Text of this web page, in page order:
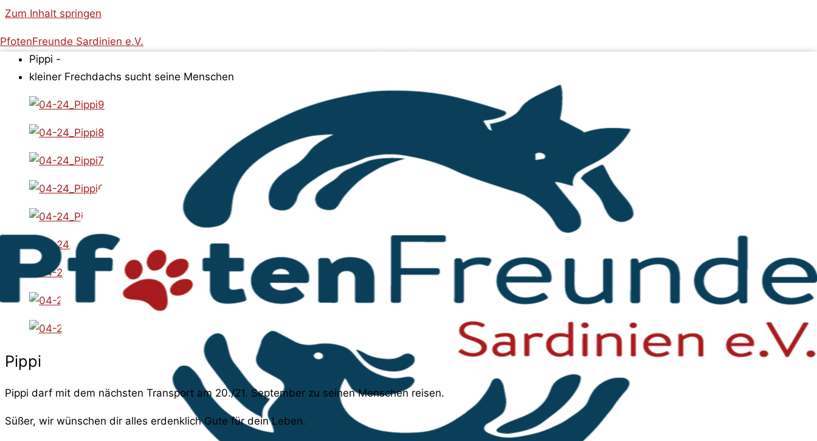
Zum Inhalt springen
PfotenFreunde Sardinien e.V.
Pippi -
kleiner Frechdachs sucht seine Menschen
Pippi
Pippi darf mit dem nächsten Transport am 20./21. September zu seinen Menschen reisen.
Süßer, wir wünschen dir alles erdenklich Gute für dein Leben.